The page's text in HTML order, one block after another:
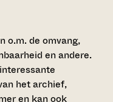
o.m. de omvang,
en andere.
het archief,
en kan ook